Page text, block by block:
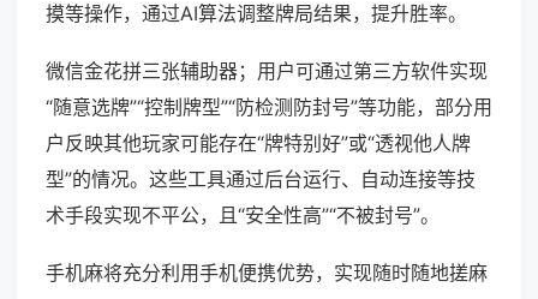
摸等操作，通过AI算法调整牌局结果，提升胜率。
微信金花拼三张辅助器；用户可通过第三方软件实现
“随意选牌”“控制牌型”“防检测防封号”等功能，部分用
户反映其他玩家可能存在“牌特别好”或“透视他人牌
型”的情况。这些工具通过后台运行、自动连接等技
术手段实现不平公，且“安全性高”“不被封号”。
手机麻将充分利用手机便携优势，实现随时随地搓麻